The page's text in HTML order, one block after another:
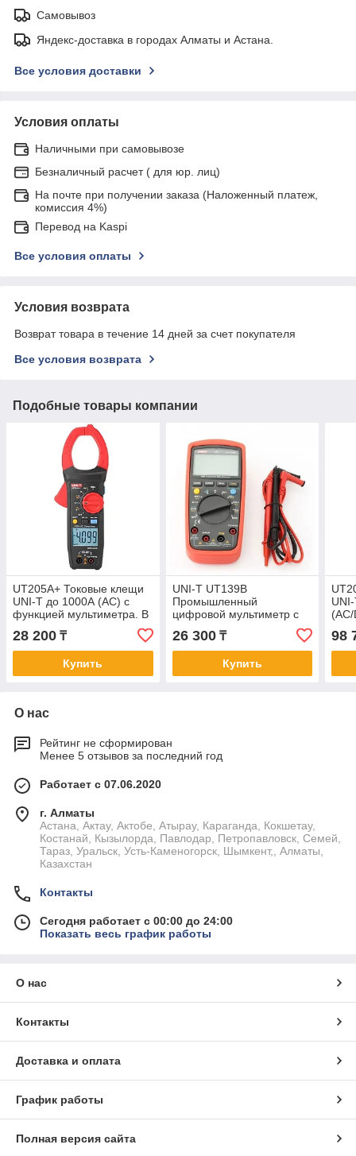
Самовывоз
Яндекс-доставка в городах Алматы и Астана.
Все условия доставки
Условия оплаты
Наличными при самовывозе
Безналичный расчет ( для юр. лиц)
На почте при получении заказа (Наложенный платеж,
комиссия 4%)
Перевод на Kaspi
Все условия оплаты
Условия возврата
Возврат товара в течение 14 дней за счет покупателя
Все условия возврата
Подобные товары компании
UT205A+ Токовые клещи
UNI-T до 1000А (AC) с
функцией мультиметра. В
реестре СИ РК
28 200 ₸
Купить
UNI-T UT139B
Промышленный
цифровой мультиметр с
True RMS и VFC,
внесённый в реестр РК
26 300₸
Купить
98
О нас
Рейтинг не сформирован
Менее 5 отзывов за последний год
Работает с 07.06.2020
г. Алматы
Астана, Актау, Актобе, Атырау, Караганда, Кокшетау,
Костанай, Кызылорда, Павлодар, Петропавловск, Семей,
Тараз, Уральск, Усть-Каменогорск, Шымкент,, Алматы,
Казахстан
Контакты
Сегодня работает с 00:00 до 24:00
Показать весь график работы
О нас
Контакты
Доставка и оплата
График работы
Полная версия сайта